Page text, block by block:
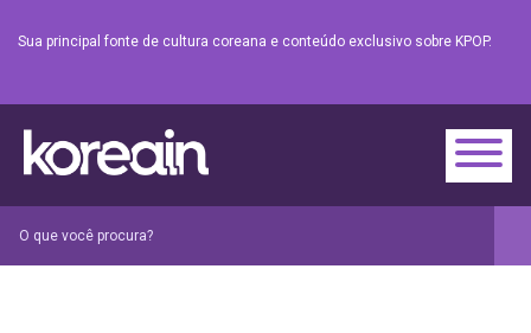
Sua principal fonte de cultura coreana e conteúdo exclusivo sobre KPOP.